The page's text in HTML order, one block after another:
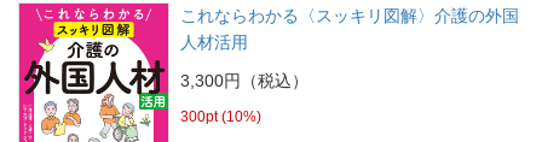
これならわかる〈スッキリ図解〉介護の外国
人材活用
3,300円（税込）
300pt (10%)